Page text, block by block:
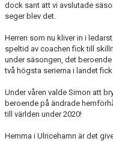
dock sant att vi avslutade
seger blev det.
Herren som nu kliver in i
speltid av coachen fick till
under säsongen, det
två högsta serierna i landet
Under våren valde Simon att
beroende på ändrade
till världen under 2020!
Hemma i Ulricehamn är det